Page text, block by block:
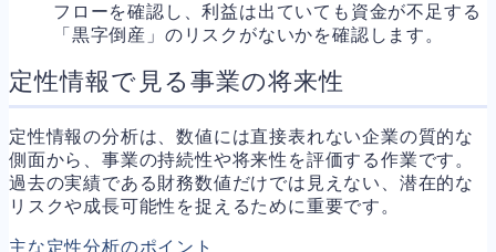
フローを確認し、利益は出ていても資金が不足する
「黒字倒産」のリスクがないかを確認します。
定性情報で見る事業の将来性
定性情報の分析は、数値には直接表れない企業の質的な
側面から、事業の持続性や将来性を評価する作業です。
過去の実績である財務数値だけでは見えない、潜在的な
リスクや成長可能性を捉えるために重要です。
主な定性分析のポイント